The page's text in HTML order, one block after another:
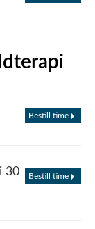
Bestill time
30
Bestill time